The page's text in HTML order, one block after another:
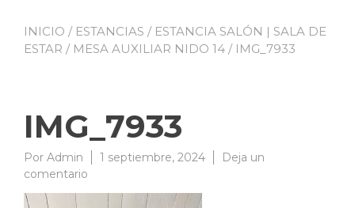
INICIO / ESTANCIAS / ESTANCIA SALÓN | SALA DE
ESTAR / MESA AUXILIAR NIDO 14 / IMG_7933
IMG_7933
Por Admin 1 septiembre, 2024
Deja un
comentario
IMG_7933